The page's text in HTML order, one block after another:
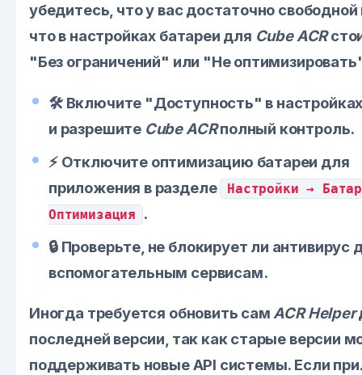
убедитесь, что у вас достаточно
что в настройках батареи для Cube ACR
"Без ограничений" или "Не
🛠️ Включите "Доступность" в
и разрешите Cube ACRполный контроль.
⚡ Отключите оптимизацию батареи для
приложения в разделе
Настройки →
Оптимизация
.
🔒 Проверьте, не блокирует ли антивирус
вспомогательным сервисам.
Иногда требуется обновить самACR Helper
последней версии, так как старые версии
поддерживать новые API системы. Если